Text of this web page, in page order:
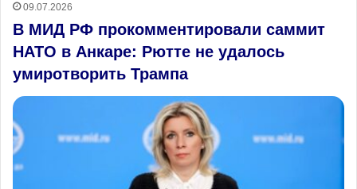
09.07.2026
В МИД РФ прокомментировали саммит
НАТО в Анкаре: Рютте не удалось
умиротворить Трампа